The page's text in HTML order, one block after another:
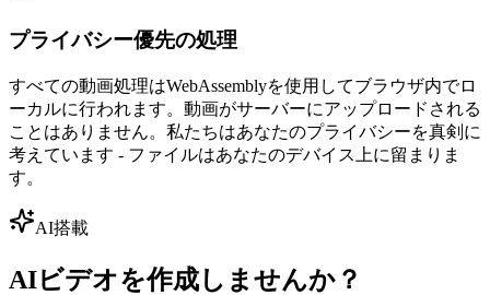
プライバシー優先の処理
すべての動画処理はWebAssemblyを使用してブラウザ内でロ
ーカルに行われます。動画がサーバーにアップロードされる
ことはありません。私たちはあなたのプライバシーを真剣に
考えています - ファイルはあなたのデバイス上に留まりま
す。
AI搭載
AIビデオを作成しませんか？